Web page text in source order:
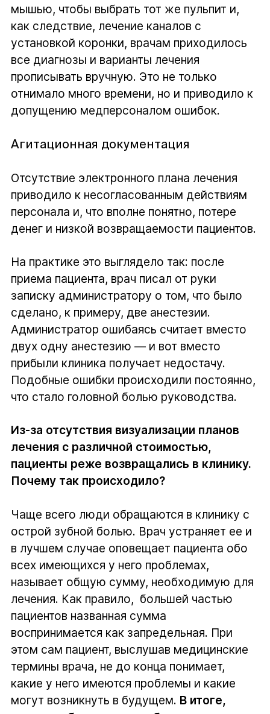
мышью, чтобы выбрать тот же пульпит и,
как следствие, лечение каналов с
установкой коронки, врачам приходилось
все диагнозы и варианты лечения
прописывать вручную. Это не только
отнимало много времени, но и приводило к
допущению медперсоналом ошибок.
Агитационная документация
Отсутствие электронного плана лечения
приводило к несогласованным действиям
персонала и, что вполне понятно, потере
денег и низкой возвращаемости пациентов.
На практике это выглядело так: после
приема пациента, врач писал от руки
записку администратору о том, что было
сделано, к примеру, две анестезии.
Администратор ошибаясь считает вместо
двух одну анестезию — и вот вместо
прибыли клиника получает недостачу.
Подобные ошибки происходили постоянно,
что стало головной болью руководства.
Из-за отсутствия визуализации планов
лечения с различной стоимостью,
пациенты реже возвращались в клинику.
Почему так происходило?
Чаще всего люди обращаются в клинику с
острой зубной болью. Врач устраняет ее и
в лучшем случае оповещает пациента обо
всех имеющихся у него проблемах,
называет общую сумму, необходимую для
лечения. Как правило, большей частью
пациентов названная сумма
воспринимается как запредельная. При
этом сам пациент, выслушав медицинские
термины врача, не до конца понимает,
какие у него имеются проблемы и какие
могут возникнуть в будущем. В итоге,